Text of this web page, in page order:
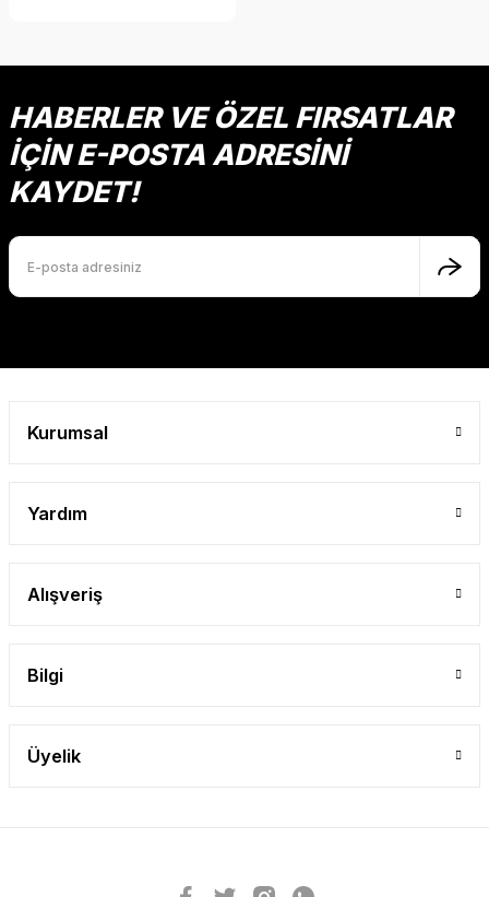
HABERLER VE ÖZEL FIRSATLAR
İÇİN E-POSTA ADRESİNİ
KAYDET!
Kurumsal
Yardım
Alışveriş
Bilgi
Üyelik